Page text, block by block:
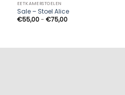
EETKAMERSTOELEN
Sale – Stoel Alice
€55,00- €75,00Prijsklasse:
€55,00